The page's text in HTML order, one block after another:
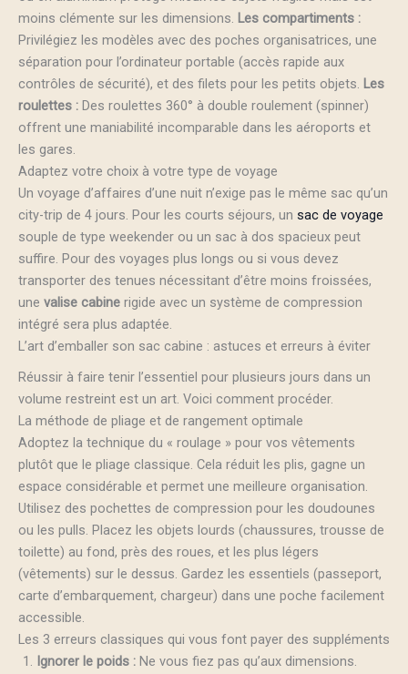
moins clémente sur les dimensions. Les compartiments :
Privilégiez les modèles avec des poches organisatrices, une
séparation pour l’ordinateur portable (accès rapide aux
contrôles de sécurité), et des filets pour les petits objets. Les
roulettes : Des roulettes 360° à double roulement (spinner)
offrent une maniabilité incomparable dans les aéroports et
les gares.
Adaptez votre choix à votre type de voyage
Un voyage d’affaires d’une nuit n’exige pas le même sac qu’un
city-trip de 4 jours. Pour les courts séjours, un sac de voyage
souple de type weekender ou un sac à dos spacieux peut
suffire. Pour des voyages plus longs ou si vous devez
transporter des tenues nécessitant d’être moins froissées,
une valise cabine rigide avec un système de compression
intégré sera plus adaptée.
L’art d’emballer son sac cabine : astuces et erreurs à éviter
Réussir à faire tenir l’essentiel pour plusieurs jours dans un
volume restreint est un art. Voici comment procéder.
La méthode de pliage et de rangement optimale
Adoptez la technique du « roulage » pour vos vêtements
plutôt que le pliage classique. Cela réduit les plis, gagne un
espace considérable et permet une meilleure organisation.
Utilisez des pochettes de compression pour les doudounes
ou les pulls. Placez les objets lourds (chaussures, trousse de
toilette) au fond, près des roues, et les plus légers
(vêtements) sur le dessus. Gardez les essentiels (passeport,
carte d’embarquement, chargeur) dans une poche facilement
accessible.
Les 3 erreurs classiques qui vous font payer des suppléments
Ignorer le poids : Ne vous fiez pas qu’aux dimensions.